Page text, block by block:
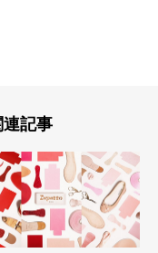
記事